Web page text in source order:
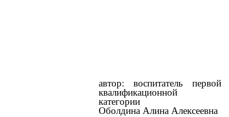
автор: воспитатель первой
квалификационной
категории
Оболдина Алина Алексеевна